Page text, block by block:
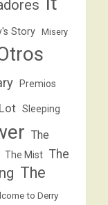
Story Misery
Premios
Sleeping
The
The Mist The
The
to Derry